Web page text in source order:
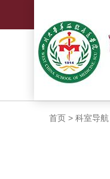
首页 > 科室导航